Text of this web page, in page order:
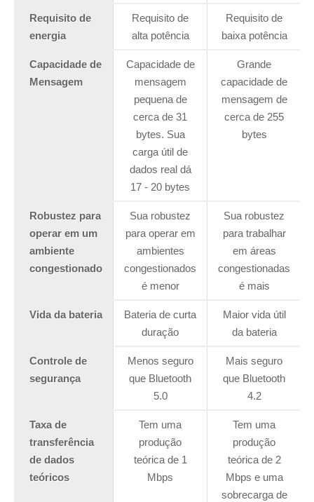
Requisito de
energia
Requisito de
alta potência
Requisito de
baixa potência
Capacidade de
Mensagem
Capacidade de
mensagem
pequena de
cerca de 31
bytes. Sua
carga útil de
dados real dá
17 - 20 bytes
Grande
capacidade de
mensagem de
cerca de 255
bytes
Robustez para
operar em um
ambiente
congestionado
Sua robustez
para operar em
ambientes
congestionados
é menor
Sua robustez
para trabalhar
em áreas
congestionadas
é mais
Vida da bateria
Bateria de curta
duração
Maior vida útil
da bateria
Controle de
segurança
Menos seguro
que Bluetooth
5.0
Mais seguro
que Bluetooth
4.2
Taxa de
transferência
de dados
teóricos
Tem uma
produção
teórica de 1
Mbps
Tem uma
produção
teórica de 2
Mbps e uma
sobrecarga de